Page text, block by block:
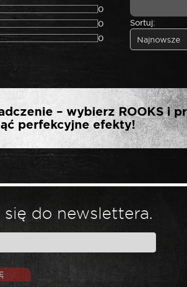
0
0
0
Sortuj:
O „SELTA
1/2″ 18 MM”
– wybierz ROOKS i
perfekcyjne efekty!
do newslettera.